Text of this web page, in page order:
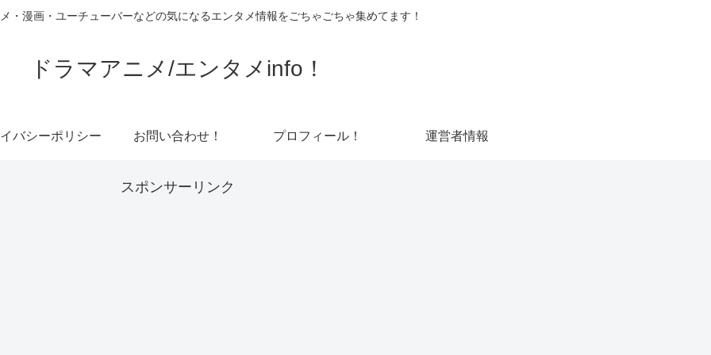
・漫画・ユーチューバーなどの気になるエンタメ情報をごちゃごちゃ集めてます！
ドラマアニメ/エンタメinfo！
バシーポリシー お問い合わせ！ プロフィール！ 運営者情報
スポンサーリンク